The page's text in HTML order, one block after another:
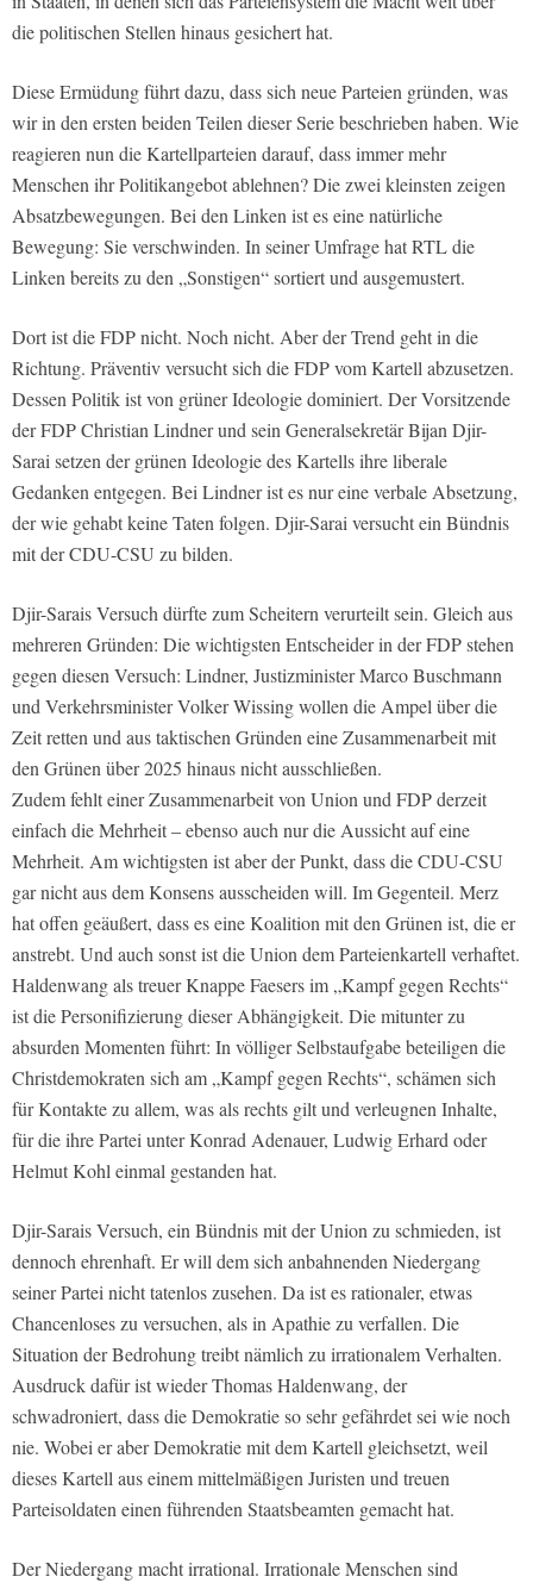
die politischen Stellen hinaus gesichert hat.
Diese Ermüdung führt dazu, dass sich neue Parteien gründen, was
wir in den ersten beiden Teilen dieser Serie beschrieben haben. Wie
reagieren nun die Kartellparteien darauf, dass immer mehr
Menschen ihr Politikangebot ablehnen? Die zwei kleinsten zeigen
Absatzbewegungen. Bei den Linken ist es eine natürliche
Bewegung: Sie verschwinden. In seiner Umfrage hat RTL die
Linken bereits zu den „Sonstigen“ sortiert und ausgemustert.
Dort ist die FDP nicht. Noch nicht. Aber der Trend geht in die
Richtung. Präventiv versucht sich die FDP vom Kartell abzusetzen.
Dessen Politik ist von grüner Ideologie dominiert. Der Vorsitzende
der FDP Christian Lindner und sein Generalsekretär Bijan Djir-
Sarai setzen der grünen Ideologie des Kartells ihre liberale
Gedanken entgegen. Bei Lindner ist es nur eine verbale Absetzung,
der wie gehabt keine Taten folgen. Djir-Sarai versucht ein Bündnis
mit der CDU-CSU zu bilden.
Djir-Sarais Versuch dürfte zum Scheitern verurteilt sein. Gleich aus
mehreren Gründen: Die wichtigsten Entscheider in der FDP stehen
gegen diesen Versuch: Lindner, Justizminister Marco Buschmann
und Verkehrsminister Volker Wissing wollen die Ampel über die
Zeit retten und aus taktischen Gründen eine Zusammenarbeit mit
den Grünen über 2025 hinaus nicht ausschließen.
Zudem fehlt einer Zusammenarbeit von Union und FDP derzeit
einfach die Mehrheit – ebenso auch nur die Aussicht auf eine
Mehrheit. Am wichtigsten ist aber der Punkt, dass die CDU-CSU
gar nicht aus dem Konsens ausscheiden will. Im Gegenteil. Merz
hat offen geäußert, dass es eine Koalition mit den Grünen ist, die er
anstrebt. Und auch sonst ist die Union dem Parteienkartell verhaftet.
Haldenwang als treuer Knappe Faesers im „Kampf gegen Rechts“
ist die Personifizierung dieser Abhängigkeit. Die mitunter zu
absurden Momenten führt: In völliger Selbstaufgabe beteiligen die
Christdemokraten sich am „Kampf gegen Rechts“, schämen sich
für Kontakte zu allem, was als rechts gilt und verleugnen Inhalte,
für die ihre Partei unter Konrad Adenauer, Ludwig Erhard oder
Helmut Kohl einmal gestanden hat.
Djir-Sarais Versuch, ein Bündnis mit der Union zu schmieden, ist
dennoch ehrenhaft. Er will dem sich anbahnenden Niedergang
seiner Partei nicht tatenlos zusehen. Da ist es rationaler, etwas
Chancenloses zu versuchen, als in Apathie zu verfallen. Die
Situation der Bedrohung treibt nämlich zu irrationalem Verhalten.
Ausdruck dafür ist wieder Thomas Haldenwang, der
schwadroniert, dass die Demokratie so sehr gefährdet sei wie noch
nie. Wobei er aber Demokratie mit dem Kartell gleichsetzt, weil
dieses Kartell aus einem mittelmäßigen Juristen und treuen
Parteisoldaten einen führenden Staatsbeamten gemacht hat.
Der Niedergang macht irrational. Irrationale Menschen sind